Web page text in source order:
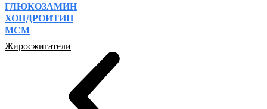
ГЛЮКОЗАМИН
ХОНДРОИТИН
МСМ
Жиросжигатели